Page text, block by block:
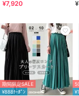
¥7,920
期間限定SALE
¥888ｸｰﾎﾟﾝ